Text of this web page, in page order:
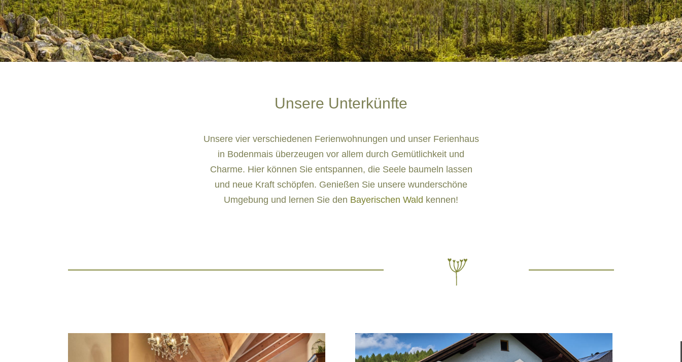
Unsere Unterkünfte
Unsere vier verschiedenen Ferienwohnungen und unser Ferienhaus
in Bodenmais überzeugen vor allem durch Gemütlichkeit und
Charme. Hier können Sie entspannen, die Seele baumeln lassen
und neue Kraft schöpfen. Genießen Sie unsere wunderschöne
Umgebung und lernen Sie den Bayerischen Wald kennen!